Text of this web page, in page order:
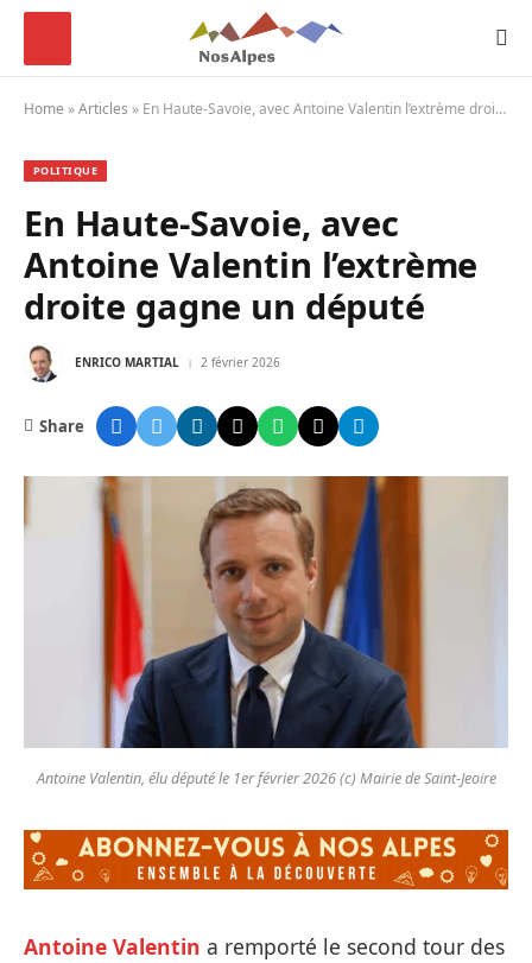
Home »Articles » En Haute-Savoie, avec Antoine Valentin l’extrème droite gagne un député
POLITIQUE
En Haute-Savoie, avec
Antoine Valentin l’extrème
droite gagne un député
ENRICO MARTIAL 2 février 2026
Share
Antoine Valentin, élu député le 1er février 2026 (c) Mairie de Saint-Jeoire
Antoine Valentin a remporté le second tour des